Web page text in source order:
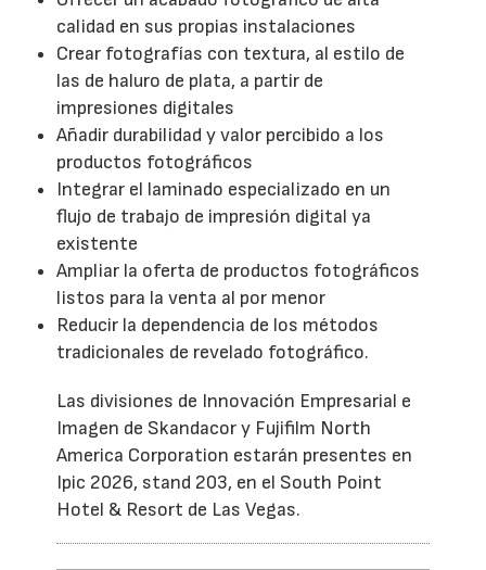
calidad en sus propias instalaciones
Crear fotografías con textura, al estilo de
las de haluro de plata, a partir de
impresiones digitales
Añadir durabilidad y valor percibido a los
productos fotográficos
Integrar el laminado especializado en un
flujo de trabajo de impresión digital ya
existente
Ampliar la oferta de productos fotográficos
listos para la venta al por menor
Reducir la dependencia de los métodos
tradicionales de revelado fotográfico.
Las divisiones de Innovación Empresarial e
Imagen de Skandacor y Fujifilm North
America Corporation estarán presentes en
Ipic 2026, stand 203, en el South Point
Hotel & Resort de Las Vegas.